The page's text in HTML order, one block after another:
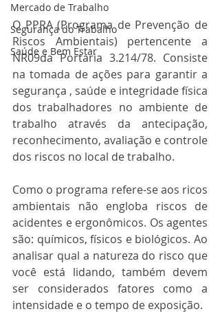
Mercado de Trabalho
Segurança do Trabalho
Saúde e Bem Estar
O PPRA (Programa de Prevenção de
Riscos Ambientais) pertencente a
NR09da Portaria 3.214/78. Consiste
na tomada de ações para garantir a
segurança , saúde e integridade física
dos trabalhadores no ambiente de
trabalho através da antecipação,
reconhecimento, avaliação e controle
dos riscos no local de trabalho.
Como o programa refere-se aos ricos
ambientais não engloba riscos de
acidentes e ergonômicos. Os agentes
são: químicos, físicos e biológicos. Ao
analisar qual a natureza do risco que
você está lidando, também devem
ser considerados fatores como a
intensidade e o tempo de exposição.